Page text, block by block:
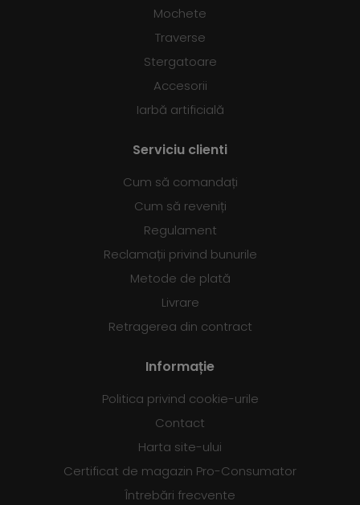
Mochete
Traverse
Stergatoare
Accesorii
Iarbă artificială
Serviciu clienti
Cum să comandați
Cum să reveniți
Regulament
Reclamații privind bunurile
Metode de plată
Livrare
Retragerea din contract
Informație
Politica privind cookie-urile
Contact
Harta site-ului
Certificat de magazin Pro-Consumator
Întrebări frecvente